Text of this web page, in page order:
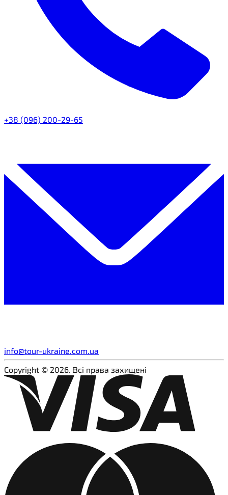
+38 (096) 200-29-65
info@tour-ukraine.com.ua
Copyright © 2026. Всі права захищені